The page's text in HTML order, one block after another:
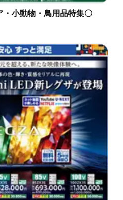
・小動物・鳥用品特集〇